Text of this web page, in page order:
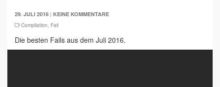
29. JULI 2016 | KEINE KOMMENTARE
Compilation, Fail
Die besten Fails aus dem Juli 2016.